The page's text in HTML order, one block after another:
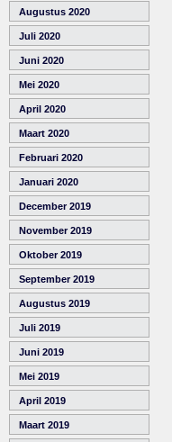
Augustus 2020
Juli 2020
Juni 2020
Mei 2020
April 2020
Maart 2020
Februari 2020
Januari 2020
December 2019
November 2019
Oktober 2019
September 2019
Augustus 2019
Juli 2019
Juni 2019
Mei 2019
April 2019
Maart 2019